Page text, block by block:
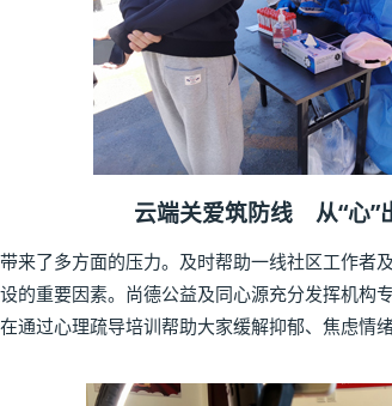
云端关爱筑防线 从“心”
了多方面的压力。及时帮助一线社区工作者
的重要因素。尚德公益及同心源充分发挥机
通过心理疏导培训帮助大家缓解抑郁、焦虑